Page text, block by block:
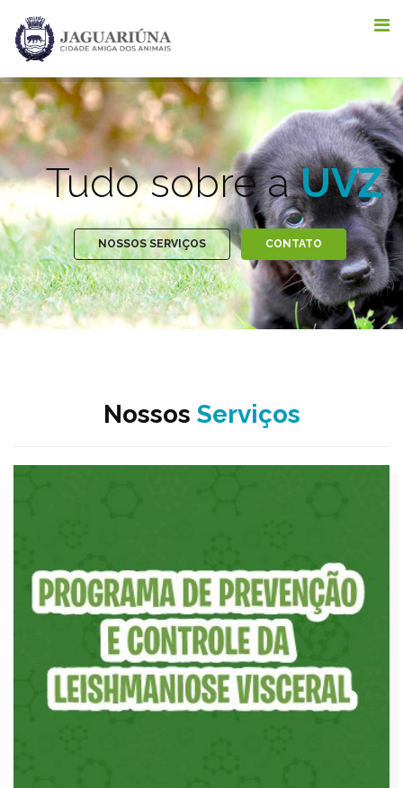
Tudo sobre aUVZ
NOSSOS SERVIÇOS CONTATO
Nossos Serviços